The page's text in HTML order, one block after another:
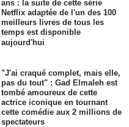
ans : la suite de cette série
Netflix adaptée de l'un des 100
meilleurs livres de tous les
temps est disponible
aujourd'hui
"J'ai craqué complet, mais elle,
pas du tout" : Gad Elmaleh est
tombé amoureux de cette
actrice iconique en tournant
cette comédie aux 2 millions de
spectateurs